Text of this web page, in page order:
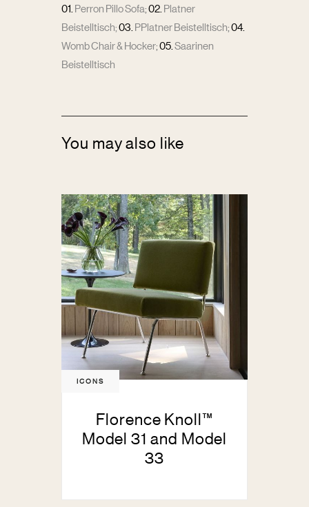
01. Perron Pillo Sofa;02. Platner
Beistelltisch;03. PPlatner Beistelltisch;04.
Womb Chair & Hocker;05. Saarinen
Beistelltisch
You may also like
ICONS
Florence Knoll™
Model 31 and Model
33